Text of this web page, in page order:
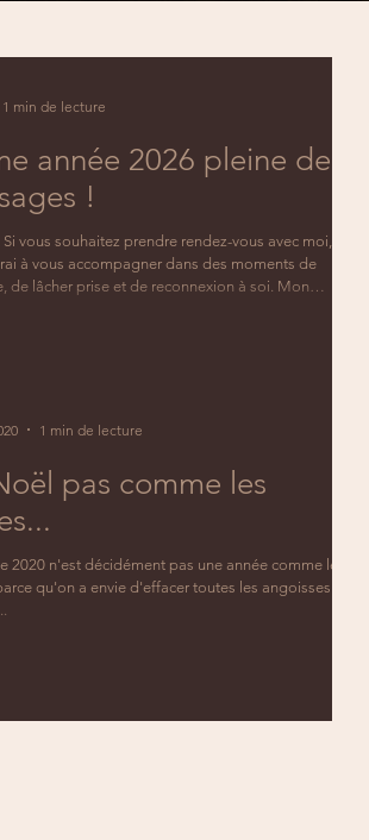
année 2026 pleine de
!
Si vous souhaitez prendre rendez-vous avec moi, je
à vous accompagner dans des moments de
de lâcher prise et de reconnexion à soi. Mon
1 min de lecture
pas comme les
2020 n'est décidément pas une année comme les
qu'on a envie d'effacer toutes les angoisses et
1 min de lecture